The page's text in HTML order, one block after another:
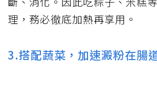
理，務必徹底加熱再享用。
3.搭配蔬菜，加速澱粉在腸